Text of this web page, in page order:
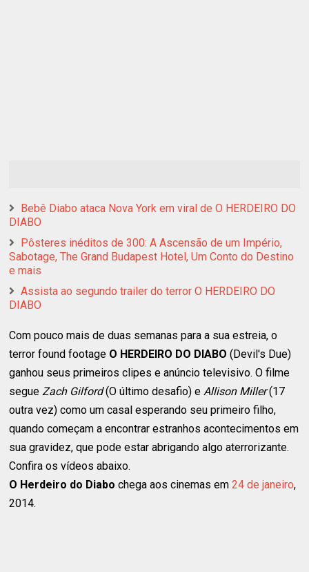
Bebê Diabo ataca Nova York em viral de O HERDEIRO DO
DIABO
Pôsteres inéditos de 300: A Ascensão de um Império,
Sabotage, The Grand Budapest Hotel, Um Conto do Destino
e mais
Assista ao segundo trailer do terror O HERDEIRO DO
DIABO
Com pouco mais de duas semanas para a sua estreia, o
terror found footage O HERDEIRO DO DIABO (Devil's Due)
ganhou seus primeiros clipes e anúncio televisivo. O filme
segueZach Gilford(O último desafio) e Allison Miller(17
outra vez) como um casal esperando seu primeiro filho,
quando começam a encontrar estranhos acontecimentos em
sua gravidez, que pode estar abrigando algo aterrorizante.
Confira os vídeos abaixo.
O Herdeiro do Diabo chega aos cinemas em24 de janeiro,
2014.